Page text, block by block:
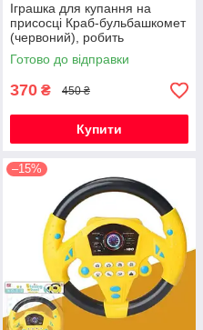
Іграшка для купання на
присосці Краб-бульбашкомет
(червоний), робить
бульбашки та грає веселі
мелодії
Готово до відправки
370 ₴ 450 ₴
Купити
–15%